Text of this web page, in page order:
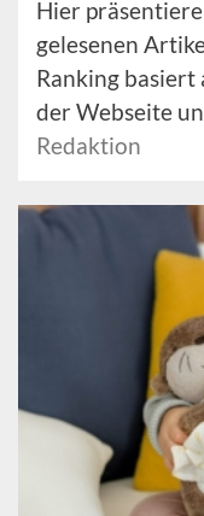
Hier
gelesenen
Ranking
der Webseite
Redaktion